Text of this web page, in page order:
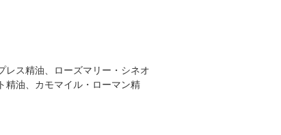
レス精油、ローズマリー・シネオ
精油、カモマイル・ローマン精